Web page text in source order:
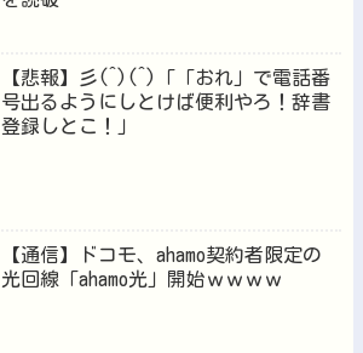
【悲報】彡(^)(^)「「おれ」で電話番
号出るようにしとけば便利やろ！辞書
登録しとこ！」
【通信】ドコモ、ahamo契約者限定の
光回線「ahamo光」開始ｗｗｗｗ